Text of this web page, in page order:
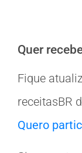
Quer
Fique
receitasBR
Quero